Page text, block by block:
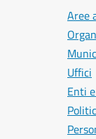
Aree
Uffici
Enti